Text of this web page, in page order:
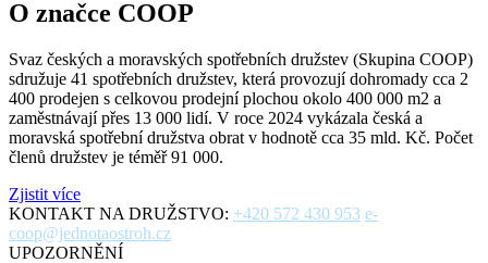
O značce COOP
Svaz českých a moravských spotřebních družstev (Skupina COOP)
sdružuje 41 spotřebních družstev, která provozují dohromady cca 2
400 prodejen s celkovou prodejní plochou okolo 400 000 m2 a
zaměstnávají přes 13 000 lidí. V roce 2024 vykázala česká a
moravská spotřební družstva obrat v hodnotě cca 35 mld. Kč. Počet
členů družstev je téměř 91 000.
Zjistit více
KONTAKT NA DRUŽSTVO: +420 572 430 953 e-
coop@jednotaostroh.cz
UPOZORNĚNÍ